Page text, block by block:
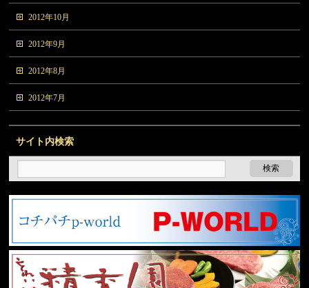
2012年10月
2012年9月
2012年8月
2012年7月
サイト内検索